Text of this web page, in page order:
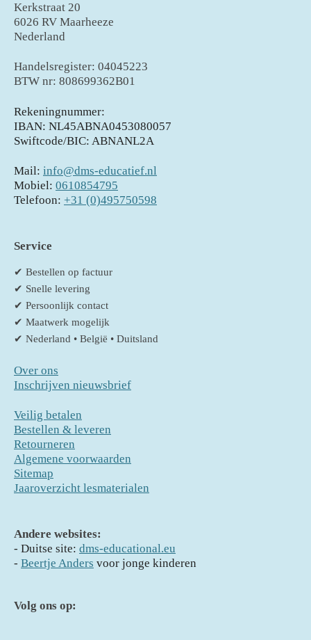
Kerkstraat 20
6026 RV Maarheeze
Nederland
Handelsregister: 04045223
BTW nr: 808699362B01
Rekeningnummer:
IBAN: NL45ABNA0453080057
Swiftcode/BIC: ABNANL2A
Mail: info@dms-educatief.nl
Mobiel: 0610854795
Telefoon: +31 (0)495750598
Service
✔ Bestellen op factuur
✔ Snelle levering
✔ Persoonlijk contact
✔ Maatwerk mogelijk
✔ Nederland • België • Duitsland
Over ons
Inschrijven nieuwsbrief
Veilig betalen
Bestellen & leveren
Retourneren
Algemene voorwaarden
Sitemap
Jaaroverzicht lesmaterialen
Andere websites:
- Duitse site: dms-educational.eu
- Beertje Anders voor jonge kinderen
Volg ons op: